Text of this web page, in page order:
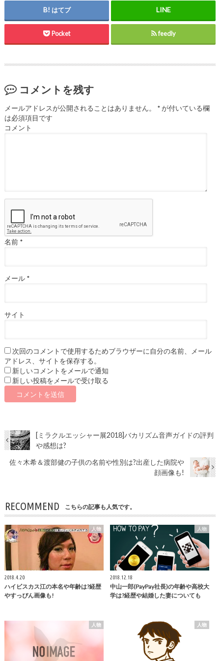
はてブ
Pocket feedly
コメントを残す
メールアドレスが公開されることはありません。 *が付いている欄
は必須項目です
コメント
名前 *
メール *
サイト
次回のコメントで使用するためブラウザーに自分の名前、メール
アドレス、サイトを保存する。
新しいコメントをメールで通知
新しい投稿をメールで受け取る
[ミラクルエッシャー展2018]バカリズム音声ガイドの評判
や感想は?
佐々木希＆渡部健の子供の名前や性別は?出産した病院や
顔画像も!
RECOMMEND こちらの記事も人気です。
人物
2018.4.20
ハイビスカス江の本名や年齢は?経歴
やすっぴん画像も!
人物
2018.12.18
中山一郎(PayPay社長)の年齢や高校大
学は?経歴や結婚した妻についても
人物 人物